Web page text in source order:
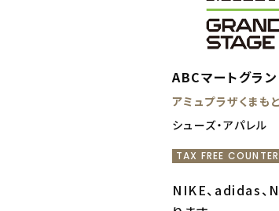
ABCマートグラ
アミュプラザくまもと
シューズ・アパレル
TAX FREE COUNTER
NIKE、adidas、